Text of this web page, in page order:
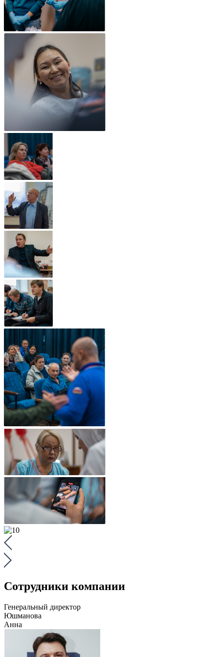
Сотрудники компании
Генеральный директор
Юшманова
Анна